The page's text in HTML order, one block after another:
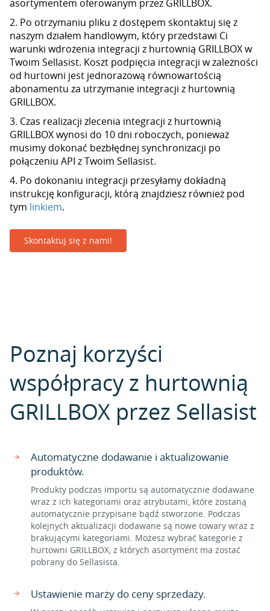
asortymentem oferowanym przez GRILLBOX.
2. Po otrzymaniu pliku z dostępem skontaktuj się z
naszym działem handlowym, który przedstawi Ci
warunki wdrożenia integracji z hurtownią GRILLBOX w
Twoim Sellasist. Koszt podpięcia integracji w zależności
od hurtowni jest jednorazową równowartością
abonamentu za utrzymanie integracji z hurtownią
GRILLBOX.
3. Czas realizacji zlecenia integracji z hurtownią
GRILLBOX wynosi do 10 dni roboczych, ponieważ
musimy dokonać bezbłędnej synchronizacji po
połączeniu API z Twoim Sellasist.
4. Po dokonaniu integracji przesyłamy dokładną
instrukcję konfiguracji, którą znajdziesz również pod
tym linkiem.
Skontaktuj się z nami!
Poznaj korzyści
współpracy z hurtownią
GRILLBOX przez Sellasist
Automatyczne dodawanie i aktualizowanie
produktów.
Produkty podczas importu są automatycznie dodawane
wraz z ich kategoriami oraz atrybutami, które zostaną
automatycznie przypisane bądź stworzone. Podczas
kolejnych aktualizacji dodawane są nowe towary wraz z
brakującymi kategoriami. Możesz wybrać kategorie z
hurtowni GRILLBOX, z których asortyment ma zostać
pobrany do Sellasista.
Ustawienie marży do ceny sprzedaży.